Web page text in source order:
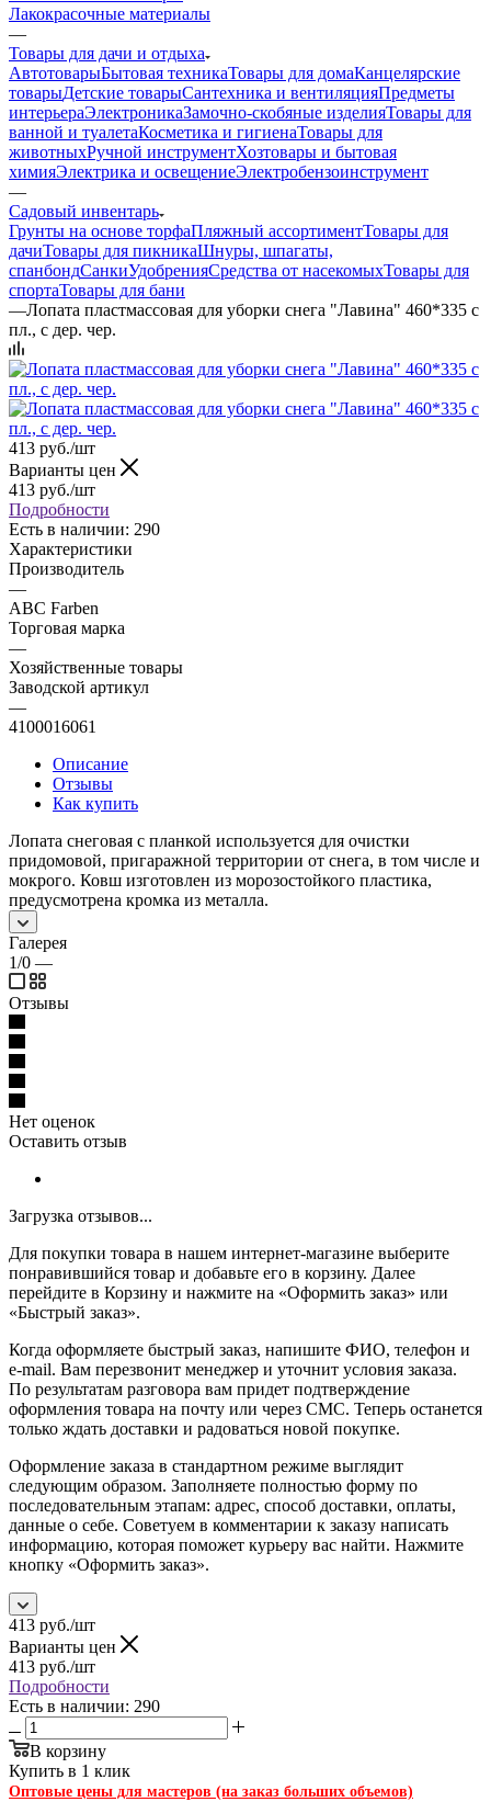
Лакокрасочные материалы
—
Товары для дачи и отдыха
АвтотоварыБытовая техникаТовары для домаКанцелярские
товарыДетские товарыСантехника и вентиляцияПредметы
интерьераЭлектроникаЗамочно-скобяные изделияТовары для
ванной и туалетаКосметика и гигиенаТовары для
животныхРучной инструментХозтовары и бытовая
химияЭлектрика и освещениеЭлектробензоинструмент
—
Садовый инвентарь
Грунты на основе торфаПляжный ассортиментТовары для
дачиТовары для пикникаШнуры, шпагаты,
спанбондСанкиУдобренияСредства от насекомыхТовары для
спортаТовары для бани
—Лопата пластмассовая для уборки снега "Лавина" 460*335 с
пл., с дер. чер.
413 руб./шт
Варианты цен
413 руб./шт
Подробности
Есть в наличии: 290
Характеристики
Производитель
—
ABC Farben
Торговая марка
—
Хозяйственные товары
Заводской артикул
—
4100016061
Описание
Отзывы
Как купить
Лопата снеговая с планкой используется для очистки
придомовой, пригаражной территории от снега, в том числе и
мокрого. Ковш изготовлен из морозостойкого пластика,
предусмотрена кромка из металла.
Галерея
1/0 —
Отзывы
Нет оценок
Оставить отзыв
Загрузка отзывов...
Для покупки товара в нашем интернет-магазине выберите
понравившийся товар и добавьте его в корзину. Далее
перейдите в Корзину и нажмите на «Оформить заказ» или
«Быстрый заказ».
Когда оформляете быстрый заказ, напишите ФИО, телефон и
e-mail. Вам перезвонит менеджер и уточнит условия заказа.
По результатам разговора вам придет подтверждение
оформления товара на почту или через СМС. Теперь останется
только ждать доставки и радоваться новой покупке.
Оформление заказа в стандартном режиме выглядит
следующим образом. Заполняете полностью форму по
последовательным этапам: адрес, способ доставки, оплаты,
данные о себе. Советуем в комментарии к заказу написать
информацию, которая поможет курьеру вас найти. Нажмите
кнопку «Оформить заказ».
413 руб./шт
Варианты цен
413 руб./шт
Подробности
Есть в наличии: 290
В корзину
Купить в 1 клик
Оптовые цены для мастеров (на заказ больших объемов)